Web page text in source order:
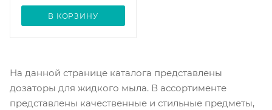
В КОРЗИНУ
На данной странице каталога представлены
дозаторы для жидкого мыла. В ассортименте
представлены качественные и стильные предметы,